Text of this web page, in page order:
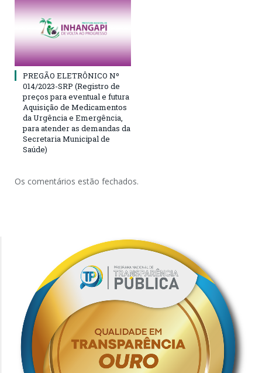
PREGÃO ELETRÔNICO Nº
014/2023-SRP (Registro de
preços para eventual e futura
Aquisição de Medicamentos
da Urgência e Emergência,
para atender as demandas da
Secretaria Municipal de
Saúde)
Os comentários estão fechados.